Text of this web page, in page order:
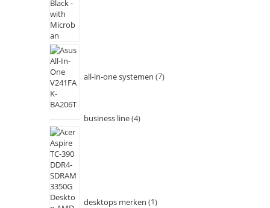
all-in-one systemen 7
business line 4
desktops merken 1